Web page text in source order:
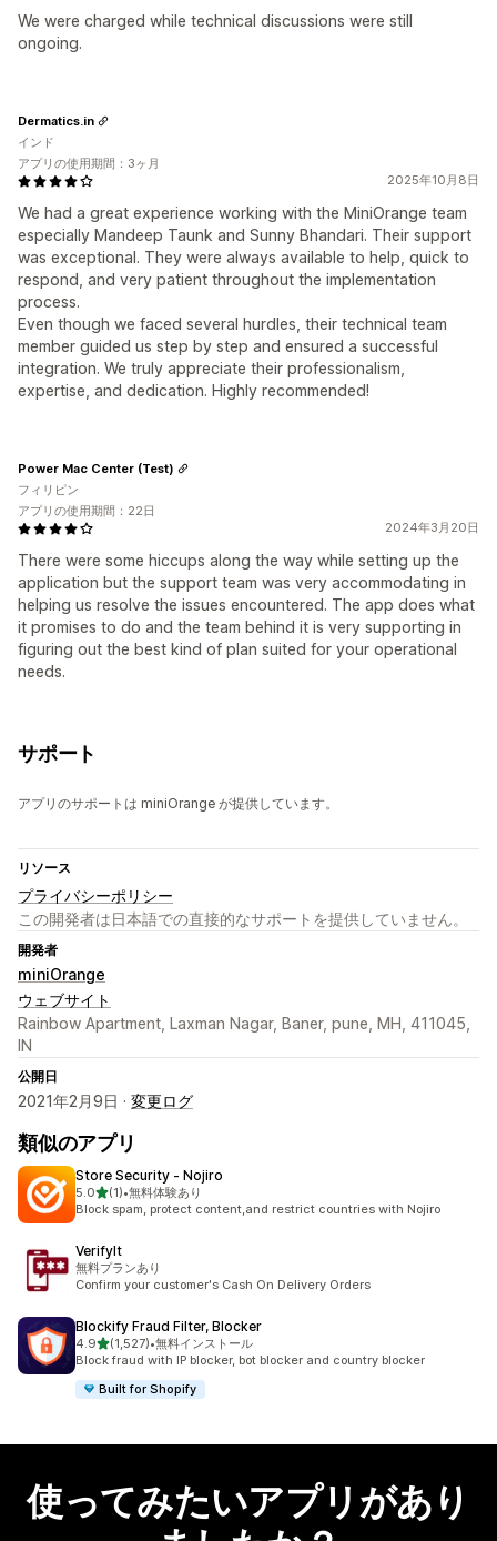
We were charged while technical discussions were still
ongoing.
2025年10月8日
We had a great experience working with the MiniOrange team
especially Mandeep Taunk and Sunny Bhandari. Their support
was exceptional. They were always available to help, quick to
respond, and very patient throughout the implementation
process.
Even though we faced several hurdles, their technical team
member guided us step by step and ensured a successful
integration. We truly appreciate their professionalism,
expertise, and dedication. Highly recommended!
Dermatics.in
インド
アプリの使用期間：3ヶ月
2024年3月20日
There were some hiccups along the way while setting up the
application but the support team was very accommodating in
helping us resolve the issues encountered. The app does what
it promises to do and the team behind it is very supporting in
figuring out the best kind of plan suited for your operational
needs.
Power Mac Center (Test)
フィリピン
アプリの使用期間：22日
サポート
アプリのサポートは miniOrange が提供しています。
リソース
プライバシーポリシー
この開発者は日本語での直接的なサポートを提供していません。
開発者
miniOrange
ウェブサイト
Rainbow Apartment, Laxman Nagar, Baner, pune, MH, 411045,
IN
公開日
2021年2月9日 · 変更ログ
類似のアプリ
Store Security ‑ Nojiro
5.05つ星中
(1)
合計レビュー数：1件
•無料体験あり
Block spam, protect content,and restrict countries with Nojiro
VerifyIt
無料プランあり
Confirm your customer's Cash On Delivery Orders
Blockify Fraud Filter, Blocker
4.95つ星中
(1,527)
合計レビュー数：1527件
•無料インストール
Block fraud with IP blocker, bot blocker and country blocker
Built for Shopify
使ってみたいアプリがあり